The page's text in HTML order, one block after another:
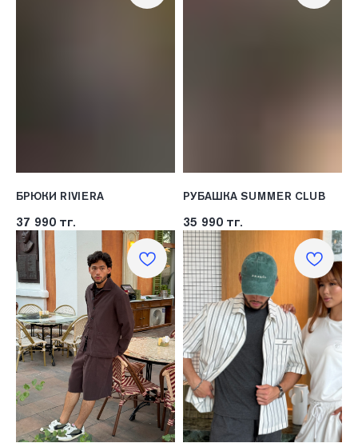
БРЮКИ RIVIERA
37 990 тг.
РУБАШКА SUMMER CLUB
35 990 тг.